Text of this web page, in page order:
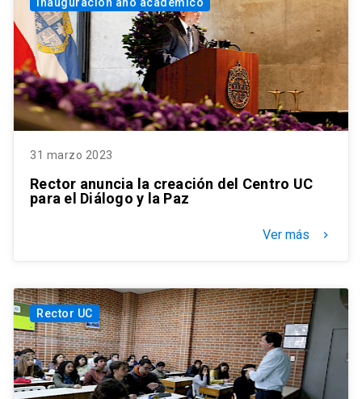
31 marzo 2023
Rector anuncia la creación del Centro UC
para el Diálogo y la Paz
Ver más keyboard_arrow_right
Rector UC